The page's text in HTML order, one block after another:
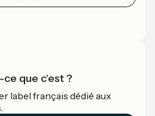
ce que c'est ?
label français dédié aux